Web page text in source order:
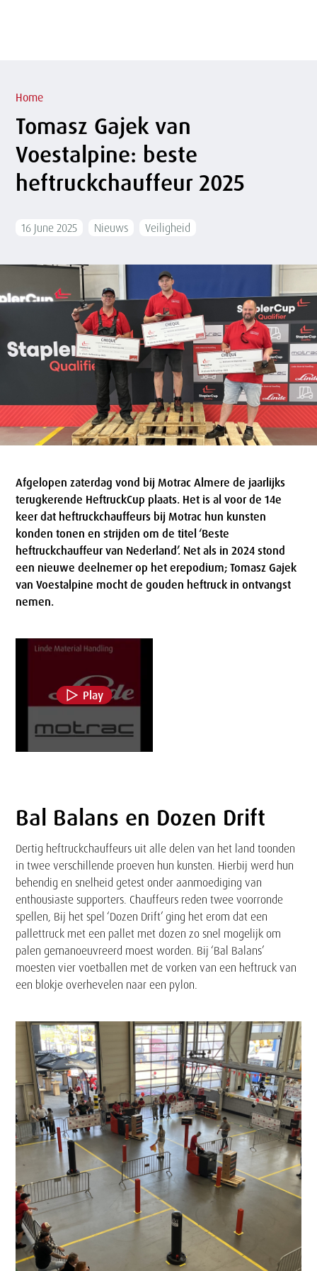
gaan
Kruimelpad
Home
Tomasz Gajek van
Voestalpine: beste
heftruckchauffeur 2025
16 June 2025 Nieuws Veiligheid
Afgelopen zaterdag vond bij Motrac Almere de jaarlijks
terugkerende HeftruckCup plaats. Het is al voor de 14e
keer dat heftruckchauffeurs bij Motrac hun kunsten
konden tonen en strijden om de titel ‘Beste
heftruckchauffeur van Nederland’. Net als in 2024 stond
een nieuwe deelnemer op het erepodium; Tomasz Gajek
van Voestalpine mocht de gouden heftruck in ontvangst
nemen.
Play
Tekst
Bal Balans en Dozen Drift
Dertig heftruckchauffeurs uit alle delen van het land toonden
in twee verschillende proeven hun kunsten. Hierbij werd hun
behendig en snelheid getest onder aanmoediging van
enthousiaste supporters. Chauffeurs reden twee voorronde
spellen, Bij het spel ‘Dozen Drift’ ging het erom dat een
pallettruck met een pallet met dozen zo snel mogelijk om
palen gemanoeuvreerd moest worden. Bij ‘Bal Balans’
moesten vier voetballen met de vorken van een heftruck van
een blokje overhevelen naar een pylon.